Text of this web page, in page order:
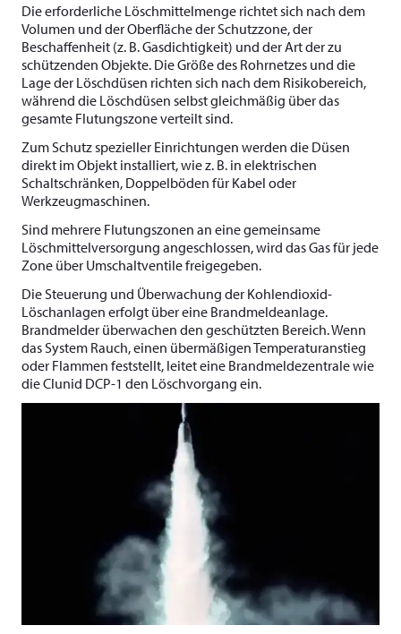
Die erforderliche Löschmittelmenge richtet sich nach dem
Volumen und der Oberfläche der Schutzzone, der
Beschaffenheit (z. B. Gasdichtigkeit) und der Art der zu
schützenden Objekte. Die Größe des Rohrnetzes und die
Lage der Löschdüsen richten sich nach dem Risikobereich,
während die Löschdüsen selbst gleichmäßig über das
gesamte Flutungszone verteilt sind.
Zum Schutz spezieller Einrichtungen werden die Düsen
direkt im Objekt installiert, wie z. B. in elektrischen
Schaltschränken, Doppelböden für Kabel oder
Werkzeugmaschinen.
Sind mehrere Flutungszonen an eine gemeinsame
Löschmittelversorgung angeschlossen, wird das Gas für jede
Zone über Umschaltventile freigegeben.
Die Steuerung und Überwachung der Kohlendioxid-
Löschanlagen erfolgt über eine Brandmeldeanlage.
Brandmelder überwachen den geschützten Bereich. Wenn
das System Rauch, einen übermäßigen Temperaturanstieg
oder Flammen feststellt, leitet eine Brandmeldezentrale wie
die Clunid DCP-1 den Löschvorgang ein.